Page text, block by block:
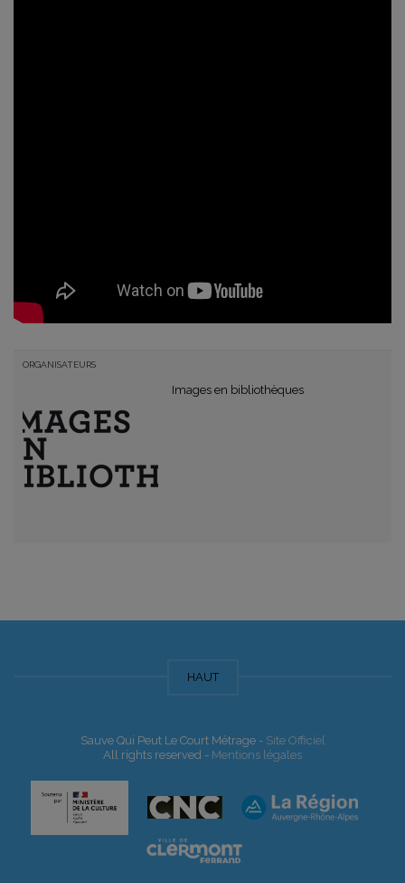
ORGANISATEURS
Images en bibliothèques
HAUT
Sauve Qui Peut Le Court Métrage - Site Officiel
All rights reserved - Mentions légales